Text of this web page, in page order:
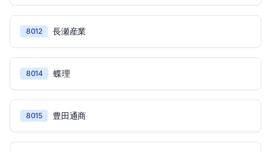
8012 長瀬産業
8014 蝶理
8015 豊田通商